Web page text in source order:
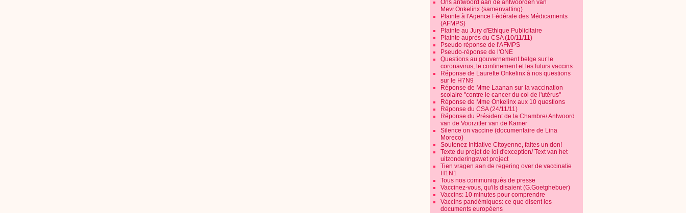
Ons antwoord aan de antwoorden van
Mevr.Onkelinx (samenvatting)
Plainte à l'Agence Fédérale des Médicaments
(AFMPS)
Plainte au Jury d'Ethique Publicitaire
Plainte auprès du CSA (10/11/11)
Pseudo réponse de l'AFMPS
Pseudo-réponse de l'ONE
Questions au gouvernement belge sur le
coronavirus, le confinement et les futurs vaccins
Réponse de Laurette Onkelinx à nos questions
sur le H7N9
Réponse de Mme Laanan sur la vaccination
scolaire "contre le cancer du col de l'utérus"
Réponse de Mme Onkelinx aux 10 questions
Réponse du CSA (24/11/11)
Réponse du Président de la Chambre/ Antwoord
van de Voorzitter van de Kamer
Silence on vaccine (documentaire de Lina
Moreco)
Soutenez Initiative Citoyenne, faites un don!
Texte du projet de loi d'exception/ Text van het
uitzonderingswet project
Tien vragen aan de regering over de vaccinatie
H1N1
Tous nos communiqués de presse
Vaccinez-vous, qu'ils disaient (G.Goetghebuer)
Vaccins: 10 minutes pour comprendre
Vaccins pandémiques: ce que disent les
documents européens